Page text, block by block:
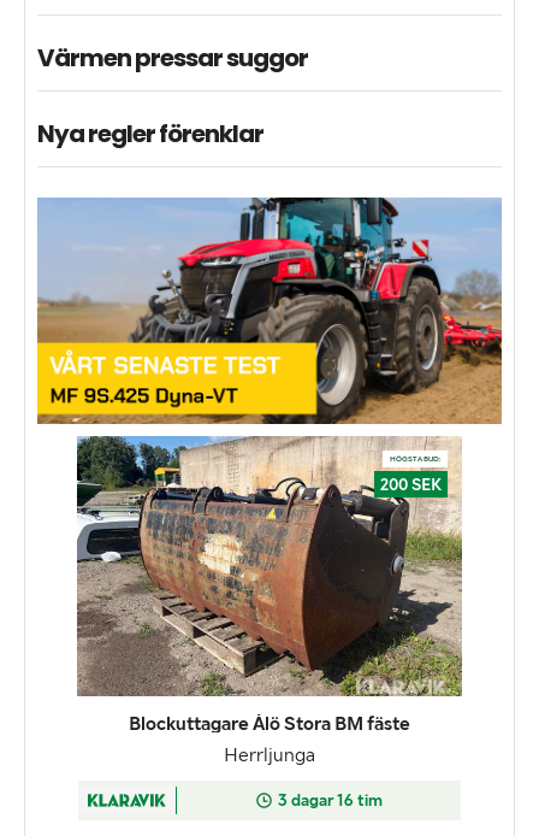
Värmen pressar suggor
Nya regler förenklar